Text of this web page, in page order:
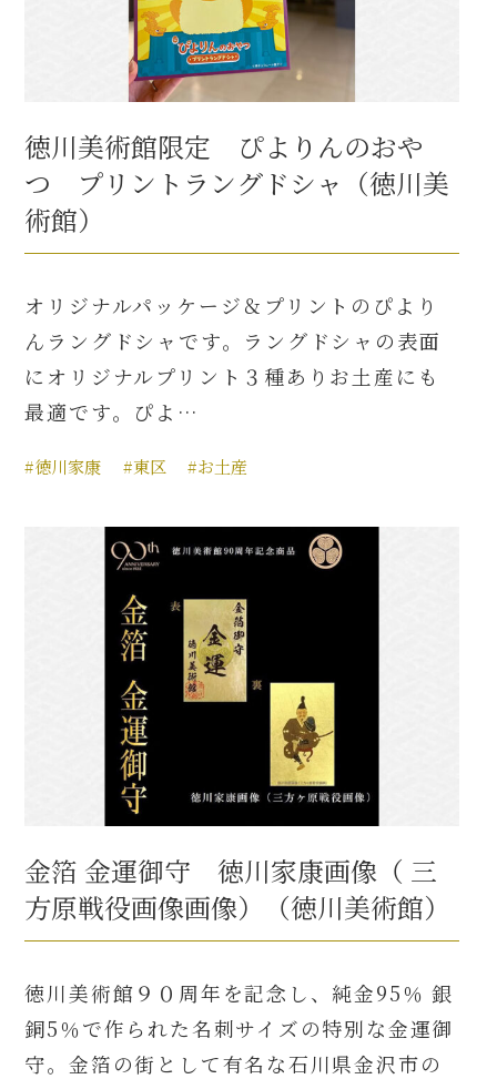
徳川美術館限定 ぴよりんのおや
つ プリントラングドシャ（徳川美
術館）
オリジナルパッケージ＆プリントのぴより
んラングドシャです。ラングドシャの表面
にオリジナルプリント３種ありお土産にも
最適です。ぴよ…
#徳川家康 #東区 #お土産
金箔 金運御守 徳川家康画像（ 三
方原戦役画像画像）（徳川美術館）
徳川美術館９０周年を記念し、純金95％ 銀
銅5％で作られた名刺サイズの特別な金運御
守。金箔の街として有名な石川県金沢市の